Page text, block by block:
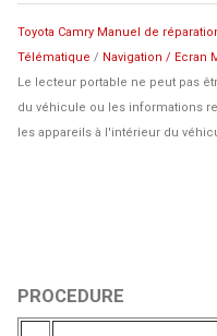
Toyota Camry Manuel de
Télématique / Navigation / Ecran
Le lecteur portable ne peut pas
du véhicule ou les informations
les appareils à l'intérieur du
PROCEDURE